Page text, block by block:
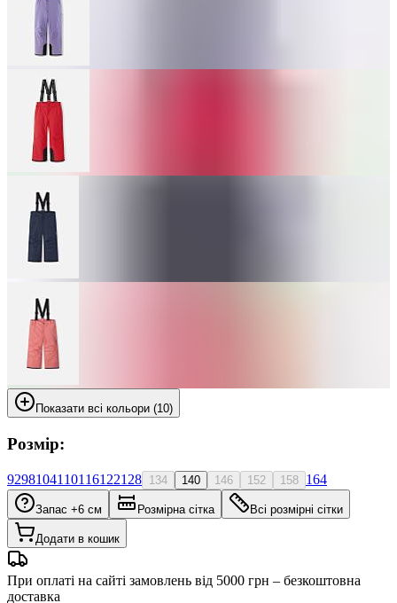
Показати всі кольори (10)
Розмір:
9298104110116122128 134 140 146 152 158 164
Запас +6 см Розмірна сітка Всі розмірні сітки
Додати в кошик
При оплаті на сайті замовлень від 5000 грн – безкоштовна
доставка